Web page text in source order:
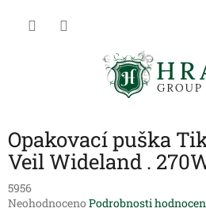
Opakovací puška
Veil Wideland .
5956
Průměrné
Neohodnoceno Podrobnosti